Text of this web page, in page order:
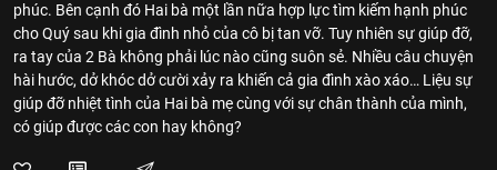
phúc. Bên cạnh đó Hai bà một lần nữa hợp lực tìm kiếm hạnh phúc
cho Quý sau khi gia đình nhỏ của cô bị tan vỡ. Tuy nhiên sự giúp đỡ,
ra tay của 2 Bà không phải lúc nào cũng suôn sẻ. Nhiều câu chuyện
hài hước, dở khóc dở cười xảy ra khiến cả gia đình xào xáo… Liệu sự
giúp đỡ nhiệt tình của Hai bà mẹ cùng với sự chân thành của mình,
có giúp được các con hay không?